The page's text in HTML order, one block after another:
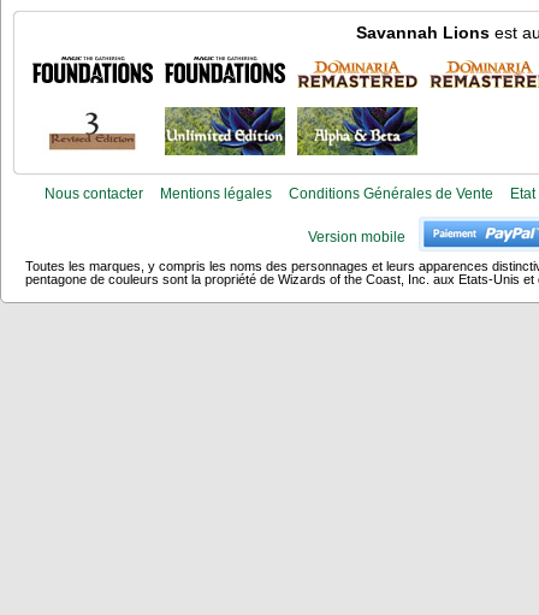
Savannah Lionsest
Nous contacter Mentions légales Conditions Générales de Vente
Version mobile
Toutes les marques, y compris les noms des personnages et leurs apparences
pentagone de couleurs sont la propriété de Wizards of the Coast, Inc. aux Etats-Unis